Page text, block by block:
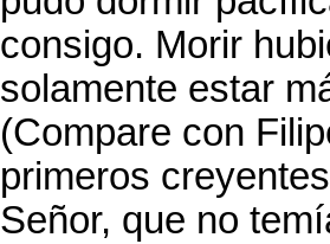
consigo. Morir
solamente estar
(Compare con
primeros
Señor, que no